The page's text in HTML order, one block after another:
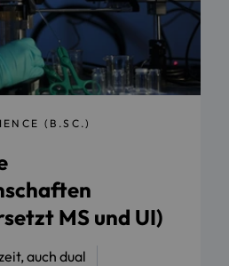
(B.SC.)
MS und UI)
auch dual